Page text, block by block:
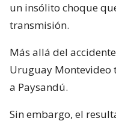
un insólito choque
transmisión.
Más allá del
Uruguay Montevideo
a Paysandú.
Sin embargo, el